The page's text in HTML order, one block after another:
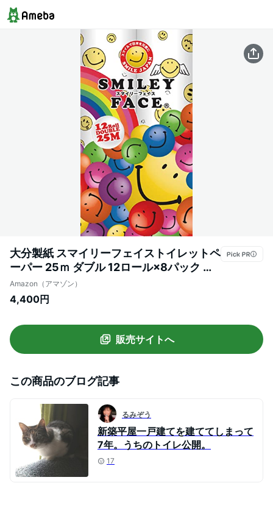
大分製紙 スマイリーフェイストイレットペ
ーパー 25ｍ ダブル 12ロール×8パック せ
っけんの香り
Amazon（アマゾン）
4,400円
販売サイトへ
この商品のブログ記事
るみぞう
新築平屋一戸建てを建ててしまって
7年。うちのトイレ公開。
17